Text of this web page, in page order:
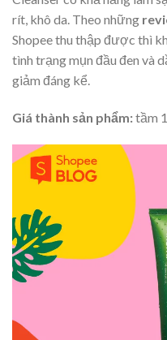
rít, khô da. Theo những
Shopee thu thập được thì
tình trạng mụn đầu đen và
giảm đáng kể.
Giá thành sản phẩm:tầm